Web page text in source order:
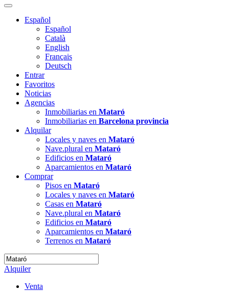
Español
Español
Català
English
Français
Deutsch
Entrar
Favoritos
Noticias
Agencias
Inmobiliarias en Mataró
Inmobiliarias en Barcelona provincia
Alquilar
Locales y naves en Mataró
Nave.plural en Mataró
Edificios en Mataró
Aparcamientos en Mataró
Comprar
Pisos en Mataró
Locales y naves en Mataró
Casas en Mataró
Nave.plural en Mataró
Edificios en Mataró
Aparcamientos en Mataró
Terrenos en Mataró
Alquiler
Venta